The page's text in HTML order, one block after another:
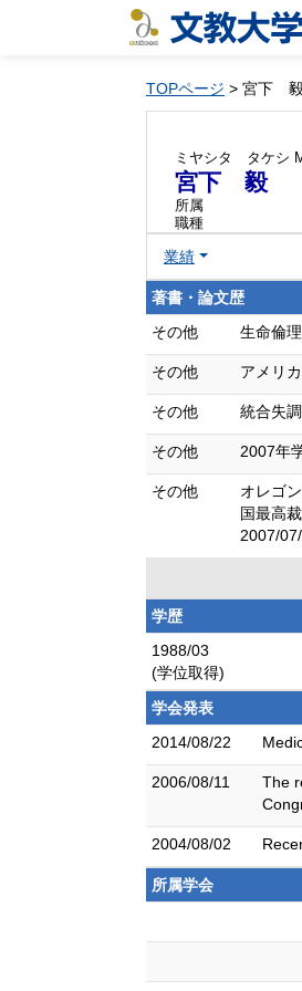
TOPページ > 宮下
ミヤシタ タケシ
宮下 毅
所属
職種
業績
著書・論文歴
その他
生命倫
その他 アメリ
その他 統合失
その他 2007年
その他
オレゴ
国最高
2007/
学歴
1988/03
(学位取得)
学会発表
2014/08/22
2006/08/11
The
2004/08/02
所属学会